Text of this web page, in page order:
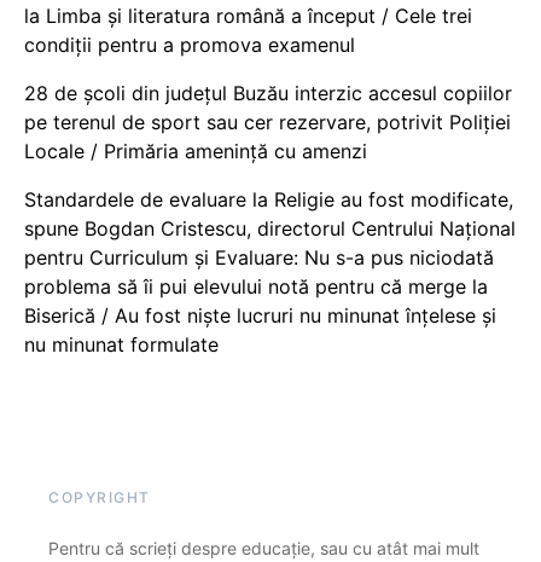
la Limba și literatura română a început / Cele trei
condiții pentru a promova examenul
28 de școli din județul Buzău interzic accesul copiilor
pe terenul de sport sau cer rezervare, potrivit Poliției
Locale / Primăria amenință cu amenzi
Standardele de evaluare la Religie au fost modificate,
spune Bogdan Cristescu, directorul Centrului Național
pentru Curriculum și Evaluare: Nu s-a pus niciodată
problema să îi pui elevului notă pentru că merge la
Biserică / Au fost niște lucruri nu minunat înțelese și
nu minunat formulate
COPYRIGHT
Pentru că scrieți despre educație, sau cu atât mai mult